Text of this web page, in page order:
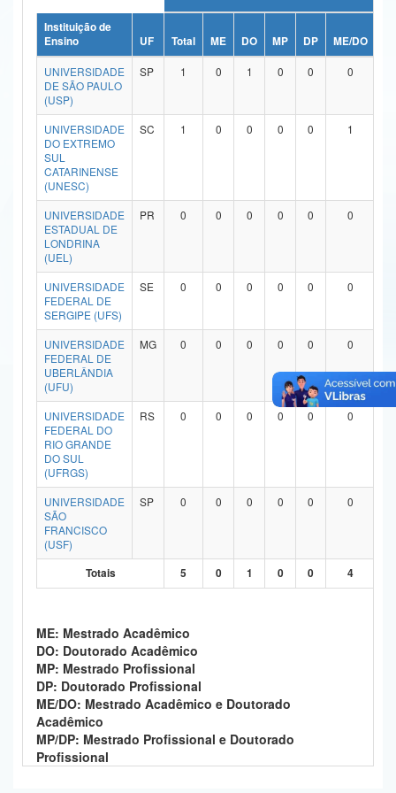
Ministério da Ciência, Tecnologia, Inovações e Comunicações
Ministério do Meio Ambiente
Ministério do Turismo
Ministério do Desenvolvimento Regional
Controladoria-Geral da União
Ministério da Mulher, da Família e dos Direitos Humanos
Secretaria-Geral
Secretaria de Governo
Gabinete de Segurança Institucional
Advocacia-Geral da União
Banco Central do Brasil
Instituição de
Ensino
UF Total ME DO MP DP ME/DO
UNIVERSIDADE
DE SÃO PAULO
(USP)
SP 1 0 1 0 0 0
UNIVERSIDADE
DO EXTREMO
SUL
CATARINENSE
(UNESC)
SC 1 0 0 0 0 1
UNIVERSIDADE
ESTADUAL DE
LONDRINA
(UEL)
PR 0 0 0 0 0 0
UNIVERSIDADE
FEDERAL DE
SERGIPE (UFS)
SE 0 0 0 0 0 0
UNIVERSIDADE
FEDERAL DE
UBERLÂNDIA
(UFU)
MG 0 0 0 0 0 0
UNIVERSIDADE
FEDERAL DO
RIO GRANDE
DO SUL
(UFRGS)
RS 0 0 0 0 0 0
UNIVERSIDADE
SÃO
FRANCISCO
(USF)
SP 0 0 0 0 0 0
Totais 5 0 1 0 0 4
ME: Mestrado Acadêmico
DO: Doutorado Acadêmico
MP: Mestrado Profissional
DP: Doutorado Profissional
ME/DO: Mestrado Acadêmico e Doutorado
Acadêmico
MP/DP: Mestrado Profissional e Doutorado
Profissional